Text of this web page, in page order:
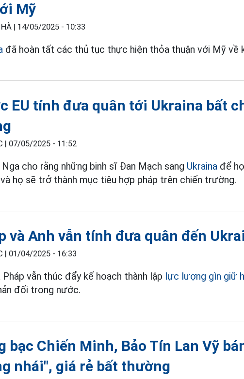
Mỹ
| 14/05/2025 - 10:33
đã hoàn tất các thủ tục thực hiện thỏa thuận với Mỹ về
EU tính đưa quân tới Ukraina bất
| 07/05/2025 - 11:52
cho rằng những binh sĩ Đan Mạch sang Ukraina để
và họ sẽ trở thành mục tiêu hợp pháp trên chiến trường.
và Anh vẫn tính đưa quân đến
| 01/04/2025 - 16:33
Pháp vẫn thúc đẩy kế hoạch thành lập lực lượng gìn giữ
đối trong nước.
bạc Chiến Minh, Bảo Tín Lan Vỹ
nhái", giá rẻ bất thường